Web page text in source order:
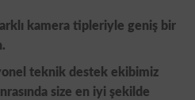
kamera tipleriyle geniş bir
teknik destek ekibimiz
size en iyi şekilde